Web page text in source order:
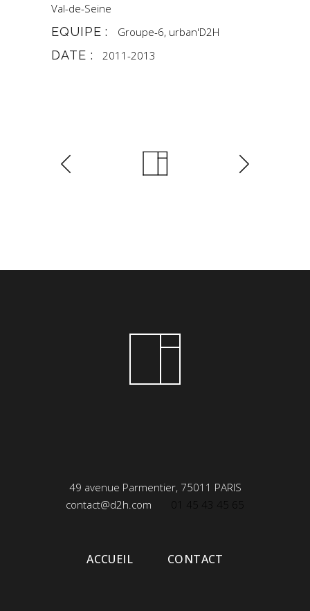
Val-de-Seine
EQUIPE : Groupe-6, urban'D2H
DATE : 2011-2013
49 avenue Parmentier, 75011 PARIS
contact@d2h.com 01 45 43 45 65
ACCUEIL CONTACT